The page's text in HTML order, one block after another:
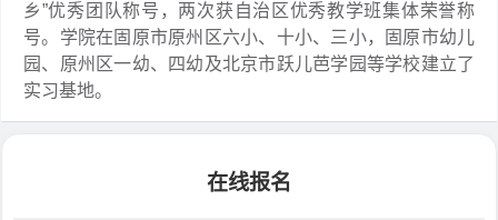
乡”优秀团队称号，两次获自治区优秀教学班集体荣誉称
号。学院在固原市原州区六小、十小、三小，固原市幼儿
园、原州区一幼、四幼及北京市跃儿芭学园等学校建立了
实习基地。
在线报名